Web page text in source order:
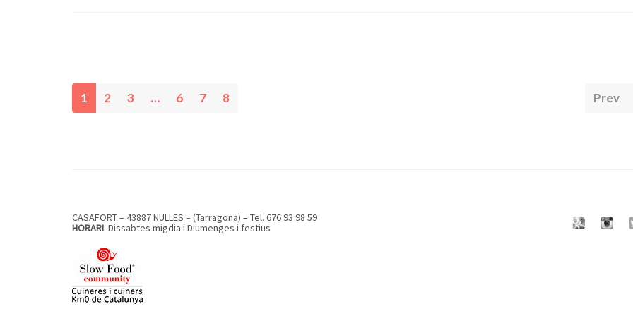
1
n
t
)
2 3 … 6 7 8 Prev
CASAFORT – 43887 NULLES – (Tarragona) – Tel. 676 93 98 59
HORARI: Dissabtes migdia i Diumenges i festius